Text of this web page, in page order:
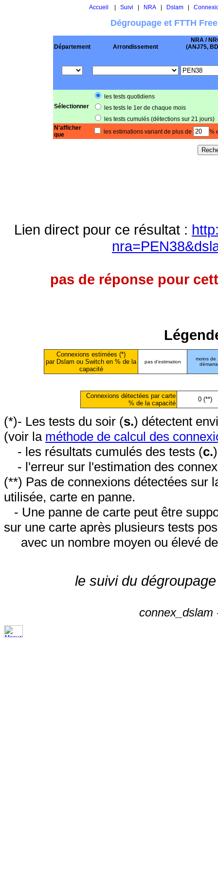
Accueil Suivi NRA| Dslam|
Dégroupage et FTTH
Département Arrondissement
NRA /
(ANJ75,
Sélectionner
les tests quotidiens
les tests le 1er de chaque mois
les tests cumulés (détections sur 21 jours)
N'afficher
que
les estimations variant de plus de %
Lien direct pour ce résultat :
pas de réponse pour
Connexions estimées (*)
par Dslam ou Switch en % de la
capacité
pas d'estimation
moins de
Connexions détectées par carte
% de la capacité
0 (**)
(*)- Les tests du soir (s.) détectent
(voir la méthode de calcul des
- les résultats cumulés des tests (c.
- l'erreur sur l'estimation des
(**) Pas de connexions détectées sur
utilisée, carte en panne.
- Une panne de carte peut être
sur une carte après plusieurs tests
avec un nombre moyen ou élevé
le suivi du
connex_dslam